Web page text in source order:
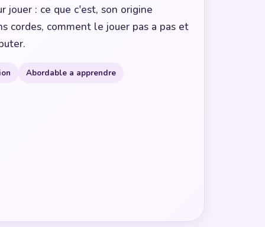
jouer : ce que c'est, son origine
cordes, comment le jouer pas a pas et
Abordable a apprendre